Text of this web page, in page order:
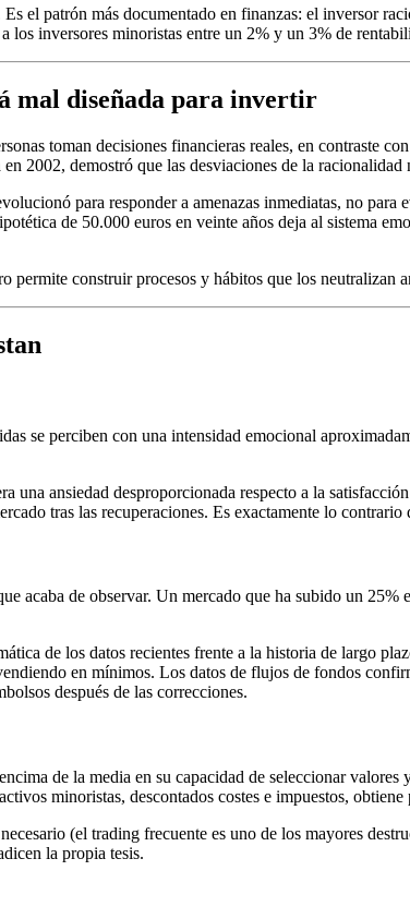
el patrón más documentado en finanzas: el inversor
los inversores minoristas entre un 2% y un 3% de
mal diseñada para invertir
toman decisiones financieras reales, en contraste
2002, demostró que las desviaciones de la racionalidad
para responder a amenazas inmediatas, no
de 50.000 euros en veinte años deja al sistema
permite construir procesos y hábitos que los neutralizan
se perciben con una intensidad emocional
una ansiedad desproporcionada respecto a la
tras las recuperaciones. Es exactamente lo
acaba de observar. Un mercado que ha subido un
de los datos recientes frente a la historia de largo
en mínimos. Los datos de flujos de fondos
después de las correcciones.
de la media en su capacidad de seleccionar valores
minoristas, descontados costes e impuestos,
(el trading frecuente es uno de los mayores
la propia tesis.